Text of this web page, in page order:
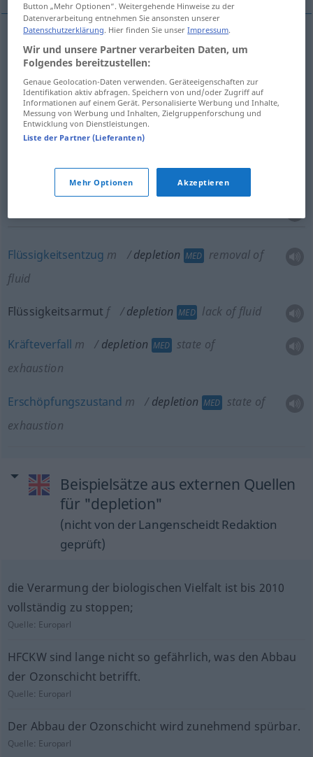
Entleerungf depletion emptying
Erschöpfungf depletionof energy, suppliesetc
Flüssigkeitsentzug m depletion MED
removal of
fluid
Flüssigkeitsarmut f depletion MED lack of fluid
Kräfteverfall m depletion MED
state of
exhaustion
Erschöpfungszustand m depletion MED
state of
exhaustion
Beispielsätze aus externen Quellen
für "depletion"
(nicht von der Langenscheidt Redaktion
geprüft)
die Verarmung der biologischen Vielfalt ist bis 2010
vollständig zu stoppen;
Quelle: Europarl
HFCKW sind lange nicht so gefährlich, was den Abbau
der Ozonschicht betrifft.
Quelle: Europarl
Der Abbau der Ozonschicht wird zunehmend spürbar.
Quelle: Europarl
Button „Mehr Optionen“. Weitergehende Hinweise zu der
Datenverarbeitung entnehmen Sie ansonsten unserer
Datenschutzerklärung. Hier finden Sie unserImpressum.
Wir und unsere Partner verarbeiten Daten, um
Folgendes bereitzustellen:
Genaue Geolocation-Daten verwenden. Geräteeigenschaften zur
Identifikation aktiv abfragen. Speichern von und/oder Zugriff auf
Informationen auf einem Gerät. Personalisierte Werbung und Inhalte,
Messung von Werbung und Inhalten, Zielgruppenforschung und
Entwicklung von Dienstleistungen.
Liste der Partner (Lieferanten)
Mehr Optionen Akzeptieren